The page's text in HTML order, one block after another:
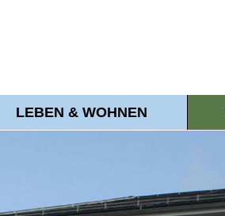
LEBEN & WOHNEN